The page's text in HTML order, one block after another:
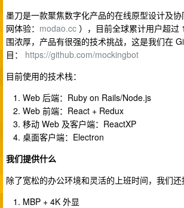
墨刀是一款聚焦数字化产品的在线原型设计及
网体验： modao.cc ），目前全球累计用户超过
围浓厚，产品有很强的技术挑战，这是我们在
目： https://github.com/mockingbot
目前使用的技术栈：
Web 后端：Ruby on Rails/Node.js
Web 前端：React + Redux
移动 Web 及客户端：ReactXP
桌面客户端：Electron
我们提供什么
除了宽松的办公环境和灵活的上班时间，我们还
MBP + 4K 外显